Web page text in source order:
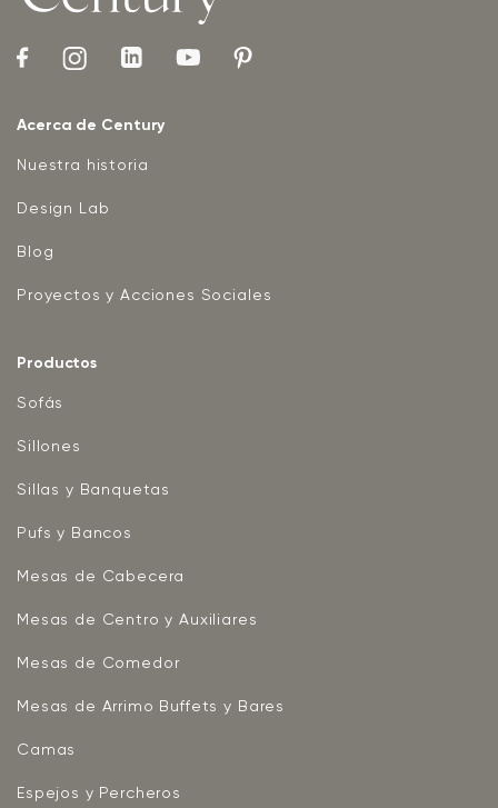
Acerca de Century
Nuestra historia
Design Lab
Blog
Proyectos y Acciones Sociales
Productos
Sofás
Sillones
Sillas y Banquetas
Pufs y Bancos
Mesas de Cabecera
Mesas de Centro y Auxiliares
Mesas de Comedor
Mesas de Arrimo Buffets y Bares
Camas
Espejos y Percheros